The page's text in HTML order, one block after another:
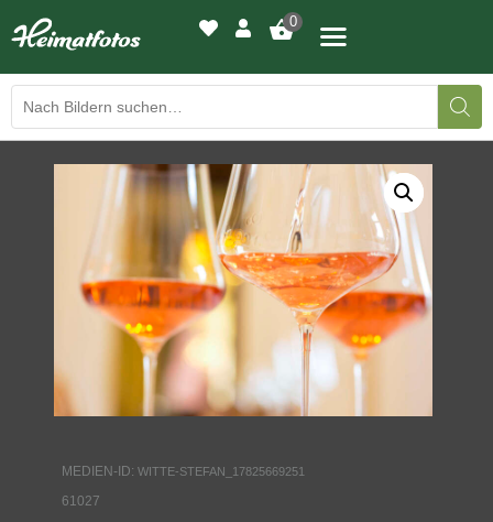
0
BILDERGALERIE
DRUCKQUALITÄTEN
LED-LEUCHTBILDER
WIR DRUCKEN IHR BILD
AUSSTELLUNGEN
KONTAKT
MEDIEN-ID: WITTE-STEFAN_17825669251
61027